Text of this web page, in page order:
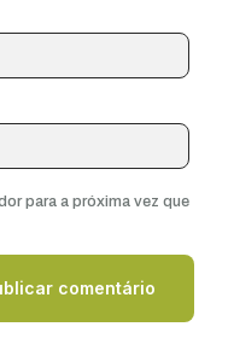
para a próxima vez que